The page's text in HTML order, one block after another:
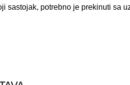
sastojak, potrebno je prekinuti sa